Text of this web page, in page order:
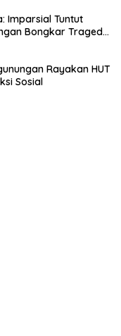
Imparsial Tuntut
Bongkar Tragedi
Rayakan HUT
Sosial